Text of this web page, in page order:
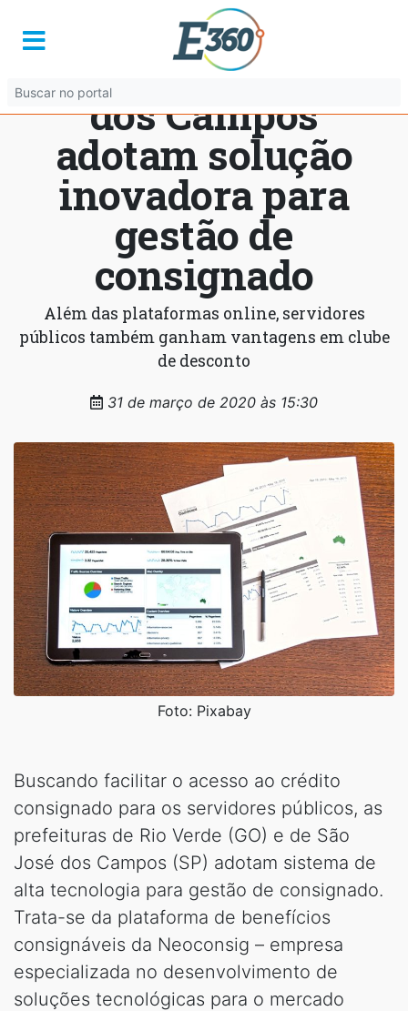
Prefeituras de Rio
Verde e São José
dos Campos
adotam solução
inovadora para
gestão de
consignado
Além das plataformas online, servidores
públicos também ganham vantagens em clube
de desconto
31 de março de 2020 às 15:30
Foto: Pixabay
Buscando facilitar o acesso ao crédito
consignado para os servidores públicos, as
prefeituras de Rio Verde (GO) e de São
José dos Campos (SP) adotam sistema de
alta tecnologia para gestão de consignado.
Trata-se da plataforma de benefícios
consignáveis da Neoconsig – empresa
especializada no desenvolvimento de
soluções tecnológicas para o mercado